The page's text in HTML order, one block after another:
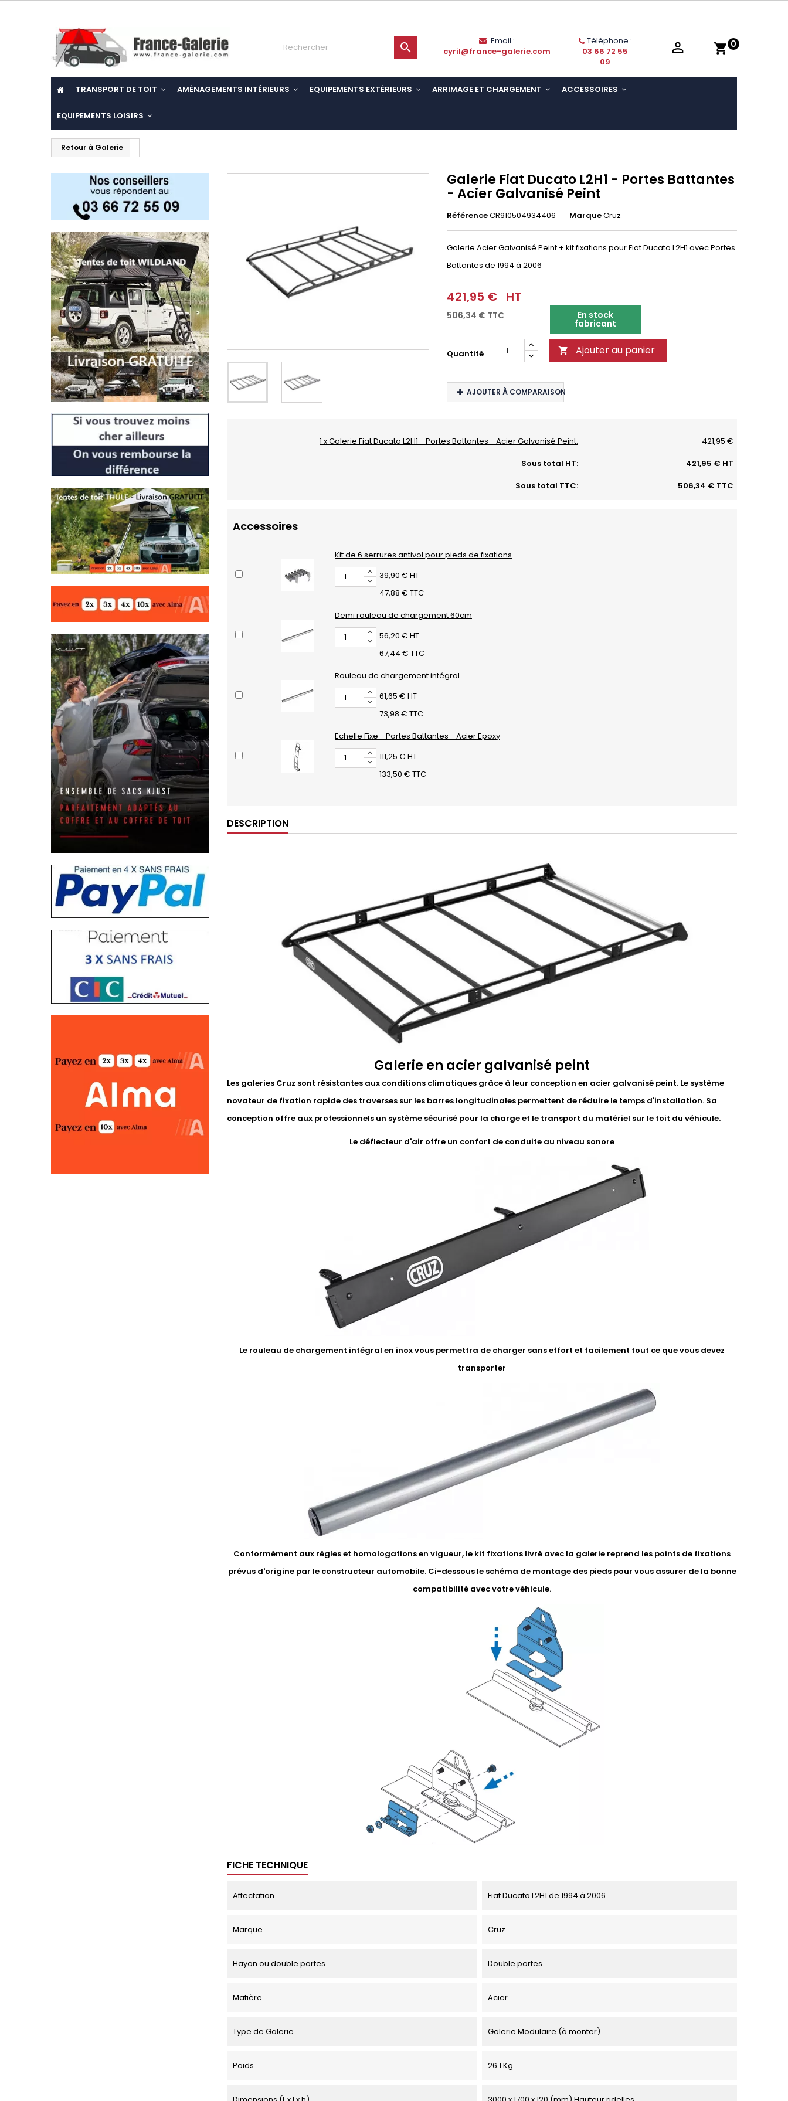
shopping_cart 0

Email :
cyril@france-galerie.com
Téléphone :
03 66 72 55
09

TRANSPORT DE TOIT AMÉNAGEMENTS INTÉRIEURS EQUIPEMENTS EXTÉRIEURS ARRIMAGE ET CHARGEMENT ACCESSOIRES
EQUIPEMENTS LOISIRS
Retour à Galerie
Galerie Fiat Ducato L2H1 - Portes Battantes
- Acier Galvanisé Peint
RéférenceCR910504934406 MarqueCruz
Galerie Acier Galvanisé Peint + kit fixations pour Fiat Ducato L2H1 avec Portes
Battantes de 1994 à 2006
421,95 € HT
506,34 € TTC En stock
fabricant
Quantité  Ajouter au panier
AJOUTER À COMPARAISON
1 x Galerie Fiat Ducato L2H1 - Portes Battantes - Acier Galvanisé Peint:
421,95 €
Sous total HT:
421,95 € HT
Sous total TTC:
506,34 € TTC
Accessoires
Kit de 6 serrures antivol pour pieds de fixations
39,90 € HT
47,88 € TTC
Demi rouleau de chargement 60cm
56,20 € HT
67,44 € TTC
Rouleau de chargement intégral
61,65 € HT
73,98 € TTC
Echelle Fixe - Portes Battantes - Acier Epoxy
111,25 € HT
133,50 € TTC
DESCRIPTION
Galerie en acier galvanisé peint
Les galeries Cruz sont résistantes aux conditions climatiques grâce à leur conception en acier galvanisé peint. Le système
novateur de fixation rapide des traverses sur les barres longitudinales permettent de réduire le temps d'installation. Sa
conception offre aux professionnels un système sécurisé pour la charge et le transport du matériel sur le toit du véhicule.
Le déflecteur d'air offre un confort de conduite au niveau sonore
Le rouleau de chargement intégral en inox vous permettra de charger sans effort et facilement tout ce que vous devez
transporter
Conformément aux règles et homologations en vigueur, le kit fixations livré avec la galerie reprend les points de fixations
prévus d'origine par le constructeur automobile. Ci-dessous le schéma de montage des pieds pour vous assurer de la bonne
compatibilité avec votre véhicule.
FICHE TECHNIQUE
Affectation Fiat Ducato L2H1 de 1994 à 2006
Marque Cruz
Hayon ou double portes Double portes
Matière Acier
Type de Galerie Galerie Modulaire (à monter)
Poids 26.1 Kg